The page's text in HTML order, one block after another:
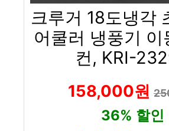
크루거 18도냉각
어쿨러 냉풍기 이
컨, KRI-
158,000원
36% 할인